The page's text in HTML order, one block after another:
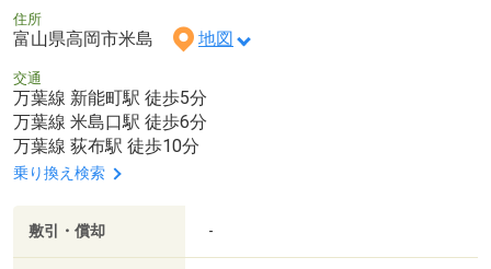
住所
富山県高岡市米島 地図
交通
万葉線 新能町駅 徒歩5分
万葉線 米島口駅 徒歩6分
万葉線 荻布駅 徒歩10分
乗り換え検索
敷引・償却 -